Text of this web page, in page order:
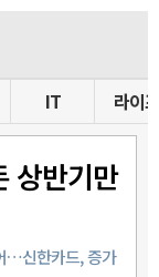
IT 라이프
상반기만
…신한카드, 증가